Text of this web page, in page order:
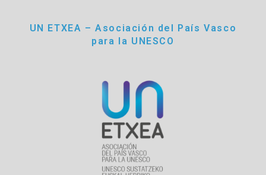
UN ETXEA – Asociación del País Vasco
para la UNESCO